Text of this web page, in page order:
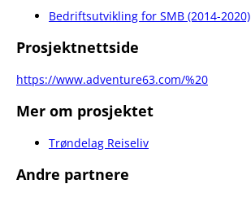
Bedriftsutvikling for SMB (2014-2020)
Prosjektnettside
https://www.adventure63.com/%20
Mer om prosjektet
Trøndelag Reiseliv
Andre partnere